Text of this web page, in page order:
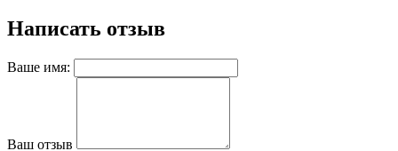
Написать отзыв
Ваше имя:
Ваш отзыв